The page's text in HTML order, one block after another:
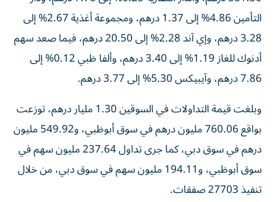
التأمين 4.86% إلى 1.37 درهم، ومجموعة أغذية 2.67% إلى
3.28 درهم، وإي آند 2.28% إلى 20.50 درهم، فيما صعد سهم
أدنوك للغاز 1.19% إلى 3.40 درهم، وألفا ظبي 0.12% إلى
7.86 درهم، وآيبيكس 5.30% إلى 3.77 درهم.
وبلغت قيمة التداولات في السوقين 1.30 مليار درهم، توزعت
بواقع 760.06 مليون درهم في سوق أبوظبي، و549.92 مليون
درهم في سوق دبي، كما جرى تداول 237.64 مليون سهم في
سوق أبوظبي، و194.11 مليون سهم في سوق دبي، من خلال
تنفيذ 27703 صفقات.